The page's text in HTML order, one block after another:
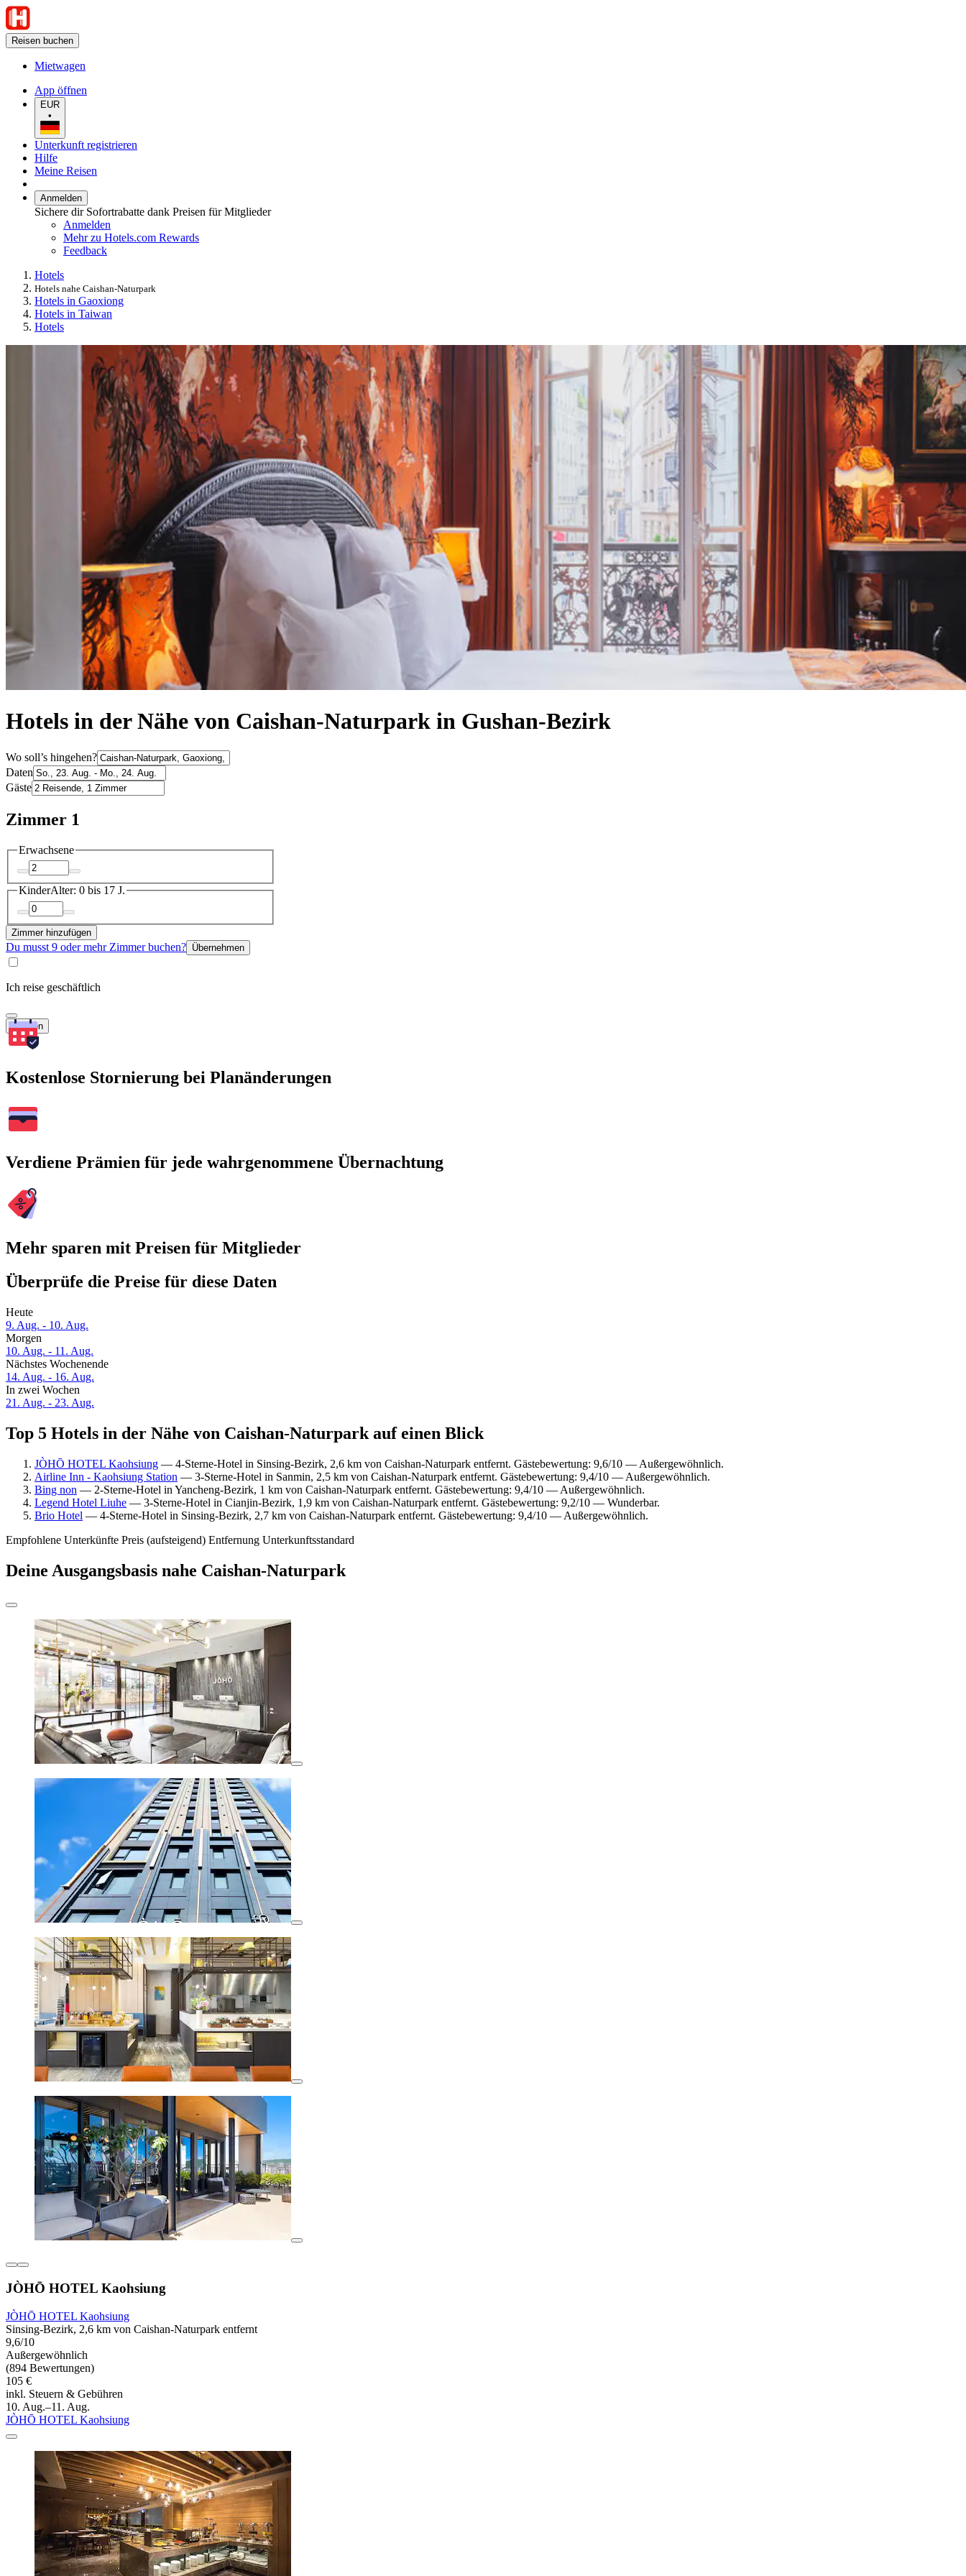
Reisen buchen
Mietwagen
App öffnen
EUR
•
Unterkunft registrieren
Hilfe
Meine Reisen
Anmelden
Sichere dir Sofortrabatte dank Preisen für Mitglieder
Anmelden
Mehr zu Hotels.com Rewards
Feedback
Hotels
Hotels nahe Caishan-Naturpark
Hotels in Gaoxiong
Hotels in Taiwan
Hotels
Hotels in der Nähe von Caishan-Naturpark in Gushan-Bezirk
Wo soll’s hingehen?
Daten
Gäste
Zimmer 1
Erwachsene
KinderAlter: 0 bis 17 J.
Zimmer hinzufügen
Du musst 9 oder mehr Zimmer buchen? Übernehmen
Ich reise geschäftlich
Suchen
Kostenlose Stornierung bei Planänderungen
Verdiene Prämien für jede wahrgenommene Übernachtung
Mehr sparen mit Preisen für Mitglieder
Überprüfe die Preise für diese Daten
Heute
9. Aug. - 10. Aug.
Morgen
10. Aug. - 11. Aug.
Nächstes Wochenende
14. Aug. - 16. Aug.
In zwei Wochen
21. Aug. - 23. Aug.
Top 5 Hotels in der Nähe von Caishan-Naturpark auf einen Blick
JÒHŌ HOTEL Kaohsiung — 4-Sterne-Hotel in Sinsing-Bezirk, 2,6 km von Caishan-Naturpark entfernt. Gästebewertung: 9,6/10 — Außergewöhnlich.
Airline Inn - Kaohsiung Station — 3-Sterne-Hotel in Sanmin, 2,5 km von Caishan-Naturpark entfernt. Gästebewertung: 9,4/10 — Außergewöhnlich.
Bing non — 2-Sterne-Hotel in Yancheng-Bezirk, 1 km von Caishan-Naturpark entfernt. Gästebewertung: 9,4/10 — Außergewöhnlich.
Legend Hotel Liuhe — 3-Sterne-Hotel in Cianjin-Bezirk, 1,9 km von Caishan-Naturpark entfernt. Gästebewertung: 9,2/10 — Wunderbar.
Brio Hotel — 4-Sterne-Hotel in Sinsing-Bezirk, 2,7 km von Caishan-Naturpark entfernt. Gästebewertung: 9,4/10 — Außergewöhnlich.
Empfohlene Unterkünfte Preis (aufsteigend) Entfernung Unterkunftsstandard
Deine Ausgangsbasis nahe Caishan-Naturpark
JÒHŌ HOTEL Kaohsiung
JÒHŌ HOTEL Kaohsiung
Sinsing-Bezirk, 2,6 km von Caishan-Naturpark entfernt
9,6/10
Außergewöhnlich
(894 Bewertungen)
105 €
inkl. Steuern & Gebühren
10. Aug.–11. Aug.
JÒHŌ HOTEL Kaohsiung